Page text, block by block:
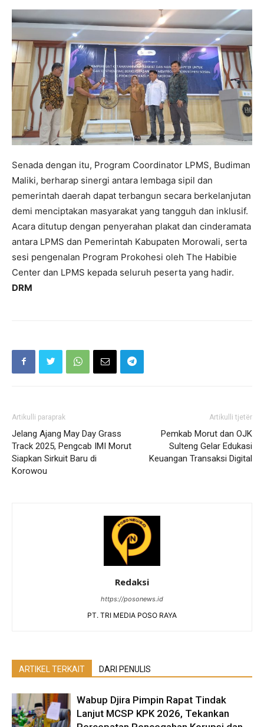
Senada dengan itu, Program Coordinator LPMS, Budiman
Maliki, berharap sinergi antara lembaga sipil dan
pemerintah daerah dapat terbangun secara berkelanjutan
demi menciptakan masyarakat yang tangguh dan inklusif.
Acara ditutup dengan penyerahan plakat dan cinderamata
antara LPMS dan Pemerintah Kabupaten Morowali, serta
sesi pengenalan Program Prokohesi oleh The Habibie
Center dan LPMS kepada seluruh peserta yang hadir.
DRM
Artikulli paraprak
Jelang Ajang May Day Grass
Track 2025, Pengcab IMI Morut
Siapkan Sirkuit Baru di
Korowou
Artikulli tjetër
Pemkab Morut dan OJK
Sulteng Gelar Edukasi
Keuangan Transaksi Digital
Redaksi
https://posonews.id
PT. TRI MEDIA POSO RAYA
ARTIKEL TERKAIT DARI PENULIS
Wabup Djira Pimpin Rapat Tindak
Lanjut MCSP KPK 2026, Tekankan